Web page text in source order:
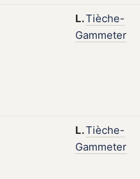
L.Tièche-
Gammeter
L.Tièche-
Gammeter